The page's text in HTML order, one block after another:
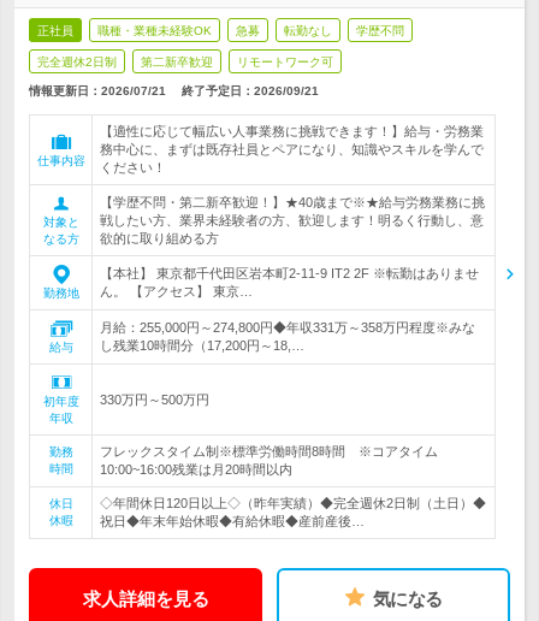
正社員 職種・業種未経験OK 急募 転勤なし 学歴不問
完全週休2日制 第二新卒歓迎 リモートワーク可
情報更新日：2026/07/21 終了予定日： 2026/09/21
仕事内容
【適性に応じて幅広い人事業務に挑戦できます！】給与・労務業
務中心に、まずは既存社員とペアになり、知識やスキルを学んで
ください！
対象と
なる方
【学歴不問・第二新卒歓迎！】★40歳まで※★給与労務業務に挑
戦したい方、業界未経験者の方、歓迎します！明るく行動し、意
欲的に取り組める方
勤務地
【本社】 東京都千代田区岩本町2-11-9 IT2 2F ※転勤はありませ
ん。 【アクセス】 東京…
給与
月給：255,000円～274,800円◆年収331万～358万円程度※みな
し残業10時間分（17,200円～18,…
初年度
年収
330万円～500万円
勤務
時間
フレックスタイム制※標準労働時間8時間 ※コアタイム
10:00~16:00残業は月20時間以内
休日
休暇
◇年間休日120日以上◇（昨年実績）◆完全週休2日制（土日）◆
祝日◆年末年始休暇◆有給休暇◆産前産後…
求人詳細を見る 気になる